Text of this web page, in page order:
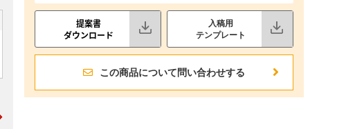
提案書
ダウンロード
入稿用
テンプレート
この商品について問い合わせする